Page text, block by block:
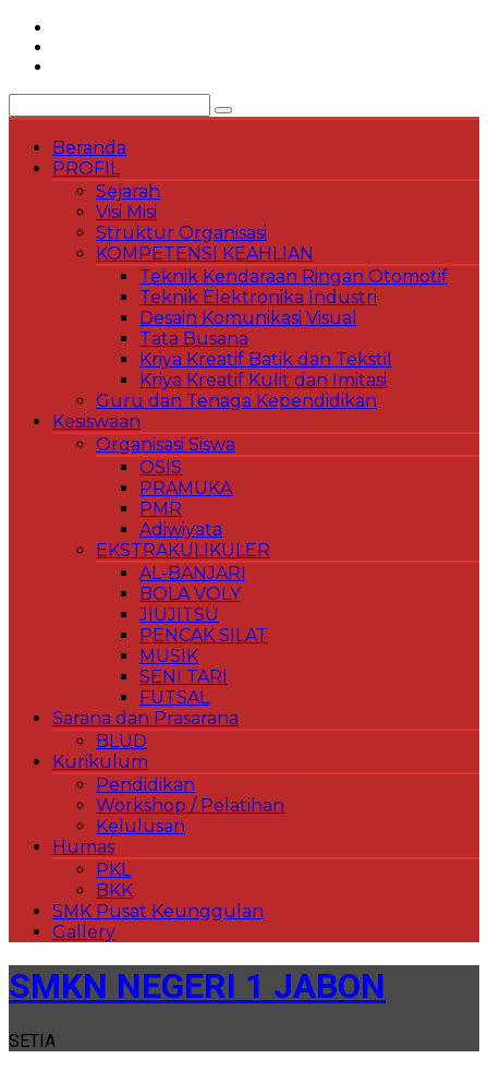
Skip
content
Beranda
PROFIL
Sejarah
Visi Misi
Struktur Organisasi
KOMPETENSI KEAHLIAN
Teknik Kendaraan Ringan Otomotif
Teknik Elektronika Industri
Desain Komunikasi Visual
Tata Busana
Kriya Kreatif Batik dan Tekstil
Kriya Kreatif Kulit dan Imitasi
Guru dan Tenaga Kependidikan
Kesiswaan
Organisasi Siswa
OSIS
PRAMUKA
PMR
Adiwiyata
EKSTRAKULIKULER
AL-BANJARI
BOLA VOLY
JIUJITSU
PENCAK SILAT
MUSIK
SENI TARI
FUTSAL
Sarana dan Prasarana
BLUD
Kurikulum
Pendidikan
Workshop / Pelatihan
Kelulusan
Humas
PKL
BKK
SMK Pusat Keunggulan
Gallery
SMKN NEGERI 1 JABON
SETIA